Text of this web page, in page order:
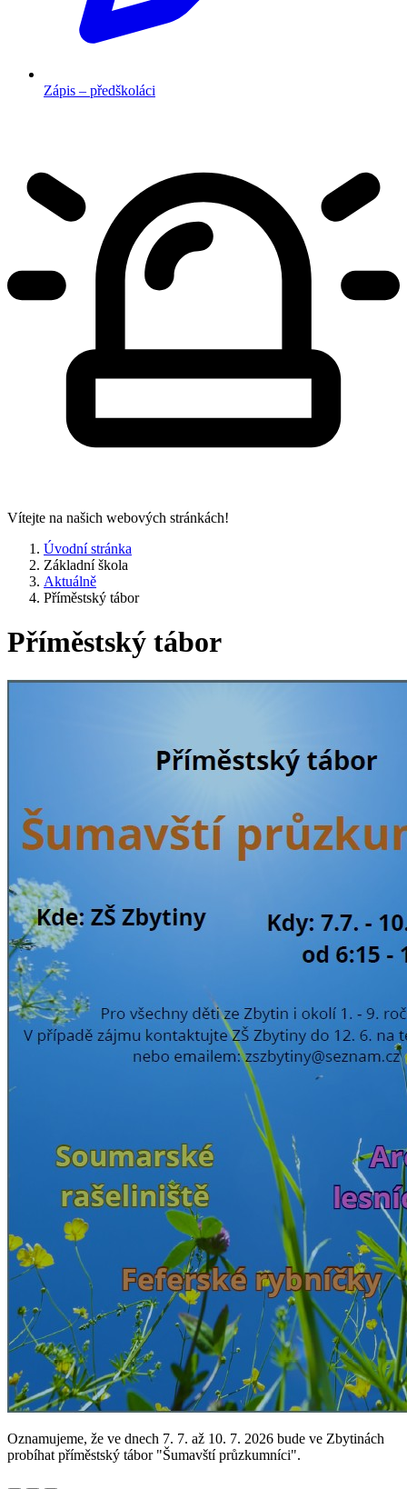
Zápis – předškoláci
Vítejte na našich webových stránkách!
Úvodní stránka
Základní škola
Aktuálně
Příměstský tábor
Příměstský tábor
Oznamujeme, že ve dnech 7. 7. až 10. 7. 2026 bude ve Zbytinách
probíhat příměstský tábor "Šumavští průzkumníci".